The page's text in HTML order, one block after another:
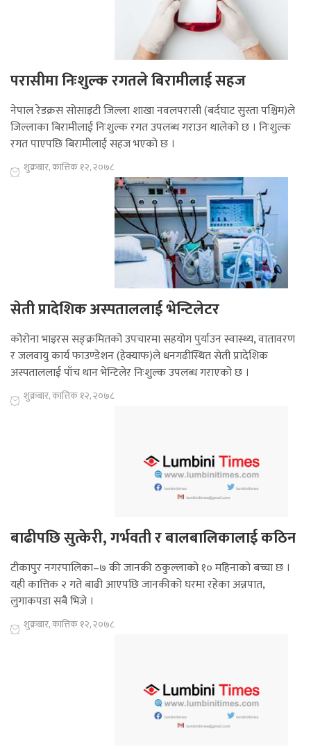
परासीमा निःशुल्क रगतले बिरामीलाई सहज
नेपाल रेडक्रस सोसाइटी जिल्ला शाखा नवलपरासी (बर्दघाट सुस्ता पश्चिम)ले
जिल्लाका बिरामीलाई निःशुल्क रगत उपलब्ध गराउन थालेको छ । निःशुल्क
रगत पाएपछि बिरामीलाई सहज भएको छ ।
शुक्रबार, कात्तिक १२, २०७८
सेती प्रादेशिक अस्पताललाई भेन्टिलेटर
कोरोना भाइरस सङ्क्रमितको उपचारमा सहयोग पुर्याउन स्वास्थ्य, वातावरण
र जलवायु कार्य फाउण्डेशन (हेक्याफ)ले धनगढीस्थित सेती प्रादेशिक
अस्पताललाई पाँच थान भेन्टिलेर निःशुल्क उपलब्ध गराएको छ ।
शुक्रबार, कात्तिक १२, २०७८
बाढीपछि सुत्केरी, गर्भवती र बालबालिकालाई कठिन
टीकापुर नगरपालिका–७ की जानकी ठकुल्लाको १० महिनाको बच्चा छ ।
यही कात्तिक २ गते बाढी आएपछि जानकीको घरमा रहेका अन्नपात,
लुगाकपडा सबै भिजे ।
शुक्रबार, कात्तिक १२, २०७८